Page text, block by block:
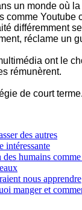
un monde où
comme
différemment
réclame un
ont le
rémunèrent.
de court terme.
des autres
intéressante
humains comme
nous apprendre
manger et